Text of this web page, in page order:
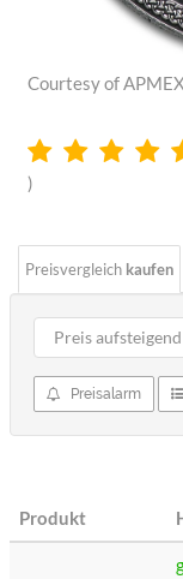
Courtesy of
)
Preisvergleich kaufen
Preisalarm
Produkt